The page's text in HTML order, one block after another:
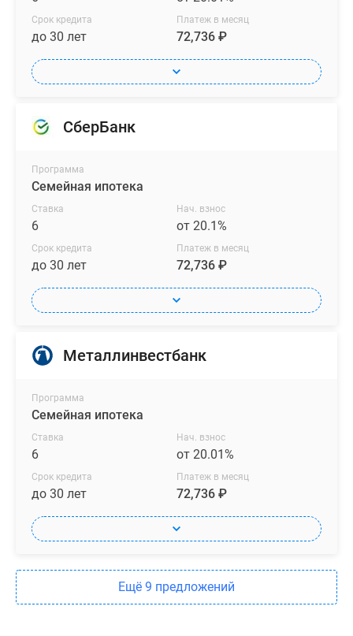
Срок кредита
до 30 лет
Платеж в месяц
72,736 ₽
СберБанк
Программа
Семейная ипотека
Ставка
6
Нач. взнос
от 20.1%
Срок кредита
до 30 лет
Платеж в месяц
72,736 ₽
Металлинвестбанк
Программа
Семейная ипотека
Ставка
6
Нач. взнос
от 20.01%
Срок кредита
до 30 лет
Платеж в месяц
72,736 ₽
Ещё 9 предложений